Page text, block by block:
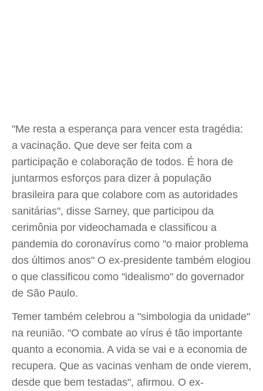
"Me resta a esperança para vencer esta tragédia:
a vacinação. Que deve ser feita com a
participação e colaboração de todos. É hora de
juntarmos esforços para dizer à população
brasileira para que colabore com as autoridades
sanitárias", disse Sarney, que participou da
cerimônia por videochamada e classificou a
pandemia do coronavírus como "o maior problema
dos últimos anos" O ex-presidente também elogiou
o que classificou como "idealismo" do governador
de São Paulo.
Temer também celebrou a "simbologia da unidade"
na reunião. "O combate ao vírus é tão importante
quanto a economia. A vida se vai e a economia de
recupera. Que as vacinas venham de onde vierem,
desde que bem testadas", afirmou. O ex-